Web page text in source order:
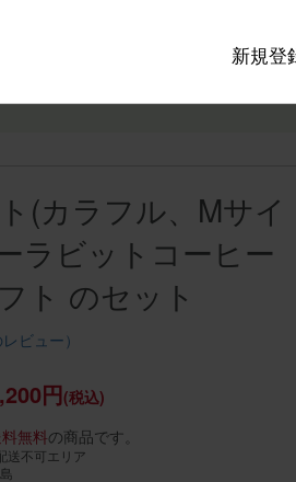
新規登
(カラフル、Mサイ
ラビットコーヒー
ト のセット
ビュー）
円(税込)
無料の商品です。
送不可エリア